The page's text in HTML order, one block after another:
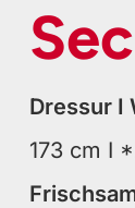
Dressur I
173 cm I